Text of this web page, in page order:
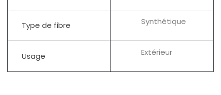
Type de fibre Synthétique
Usage Extérieur